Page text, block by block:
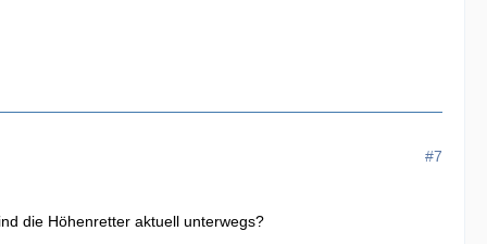
#7
die Höhenretter aktuell unterwegs?